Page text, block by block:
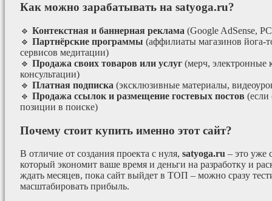
Как можно зарабатывать на satyoga.ru?
🔹 Контекстная и баннерная реклама (Google AdSense,
🔹 Партнёрские программы (аффилиаты магазинов йога-
сервисов медитации)
🔹 Продажа своих товаров или услуг (мерч, электронные
консультации)
🔹 Платная подписка (эксклюзивные материалы,
🔹 Продажа ссылок и размещение гостевых постов (если
позиции в поиске)
Почему стоит купить именно этот сайт?
В отличие от создания проекта с нуля, satyoga.ru – это уже
который экономит ваше время и деньги на разработку и
ждать месяцев, пока сайт выйдет в ТОП – можно сразу
масштабировать прибыль.